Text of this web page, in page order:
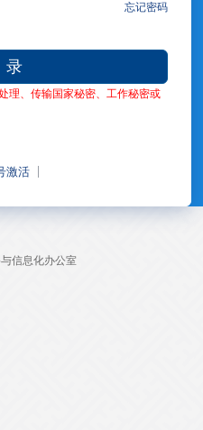
忘记密码
录
理、传输国家秘密、工作秘密或
激活
信息化办公室